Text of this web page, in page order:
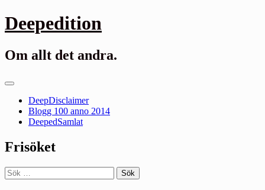
Gå
till
Deepedition
Om allt det andra.
Primär
DeepDisclaimer
Blogg 100 anno 2014
DeepedSamlat
Frisöket
Sök
efter: